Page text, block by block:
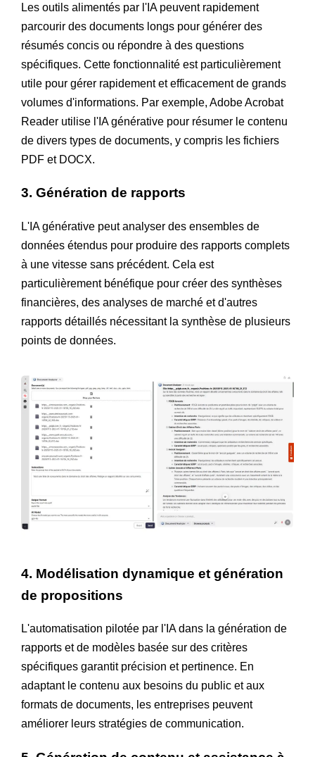
Les outils alimentés par l'IA peuvent rapidement
parcourir des documents longs pour générer des
résumés concis ou répondre à des questions
spécifiques. Cette fonctionnalité est particulièrement
utile pour gérer rapidement et efficacement de grands
volumes d'informations. Par exemple, Adobe Acrobat
Reader utilise l'IA générative pour résumer le contenu
de divers types de documents, y compris les fichiers
PDF et DOCX.
3. Génération de rapports
L'IA générative peut analyser des ensembles de
données étendus pour produire des rapports complets
à une vitesse sans précédent. Cela est
particulièrement bénéfique pour créer des synthèses
financières, des analyses de marché et d'autres
rapports détaillés nécessitant la synthèse de plusieurs
points de données.
4. Modélisation dynamique et génération
de propositions
L'automatisation pilotée par l'IA dans la génération de
rapports et de modèles basée sur des critères
spécifiques garantit précision et pertinence. En
adaptant le contenu aux besoins du public et aux
formats de documents, les entreprises peuvent
améliorer leurs stratégies de communication.